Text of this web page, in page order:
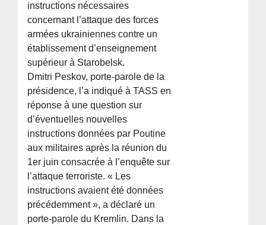
instructions nécessaires
concernant l’attaque des forces
armées ukrainiennes contre un
établissement d’enseignement
supérieur à Starobelsk.
Dmitri Peskov, porte-parole de la
présidence, l’a indiqué à TASS en
réponse à une question sur
d’éventuelles nouvelles
instructions données par Poutine
aux militaires après la réunion du
1er juin consacrée à l’enquête sur
l’attaque terroriste. « Les
instructions avaient été données
précédemment », a déclaré un
porte-parole du Kremlin. Dans la